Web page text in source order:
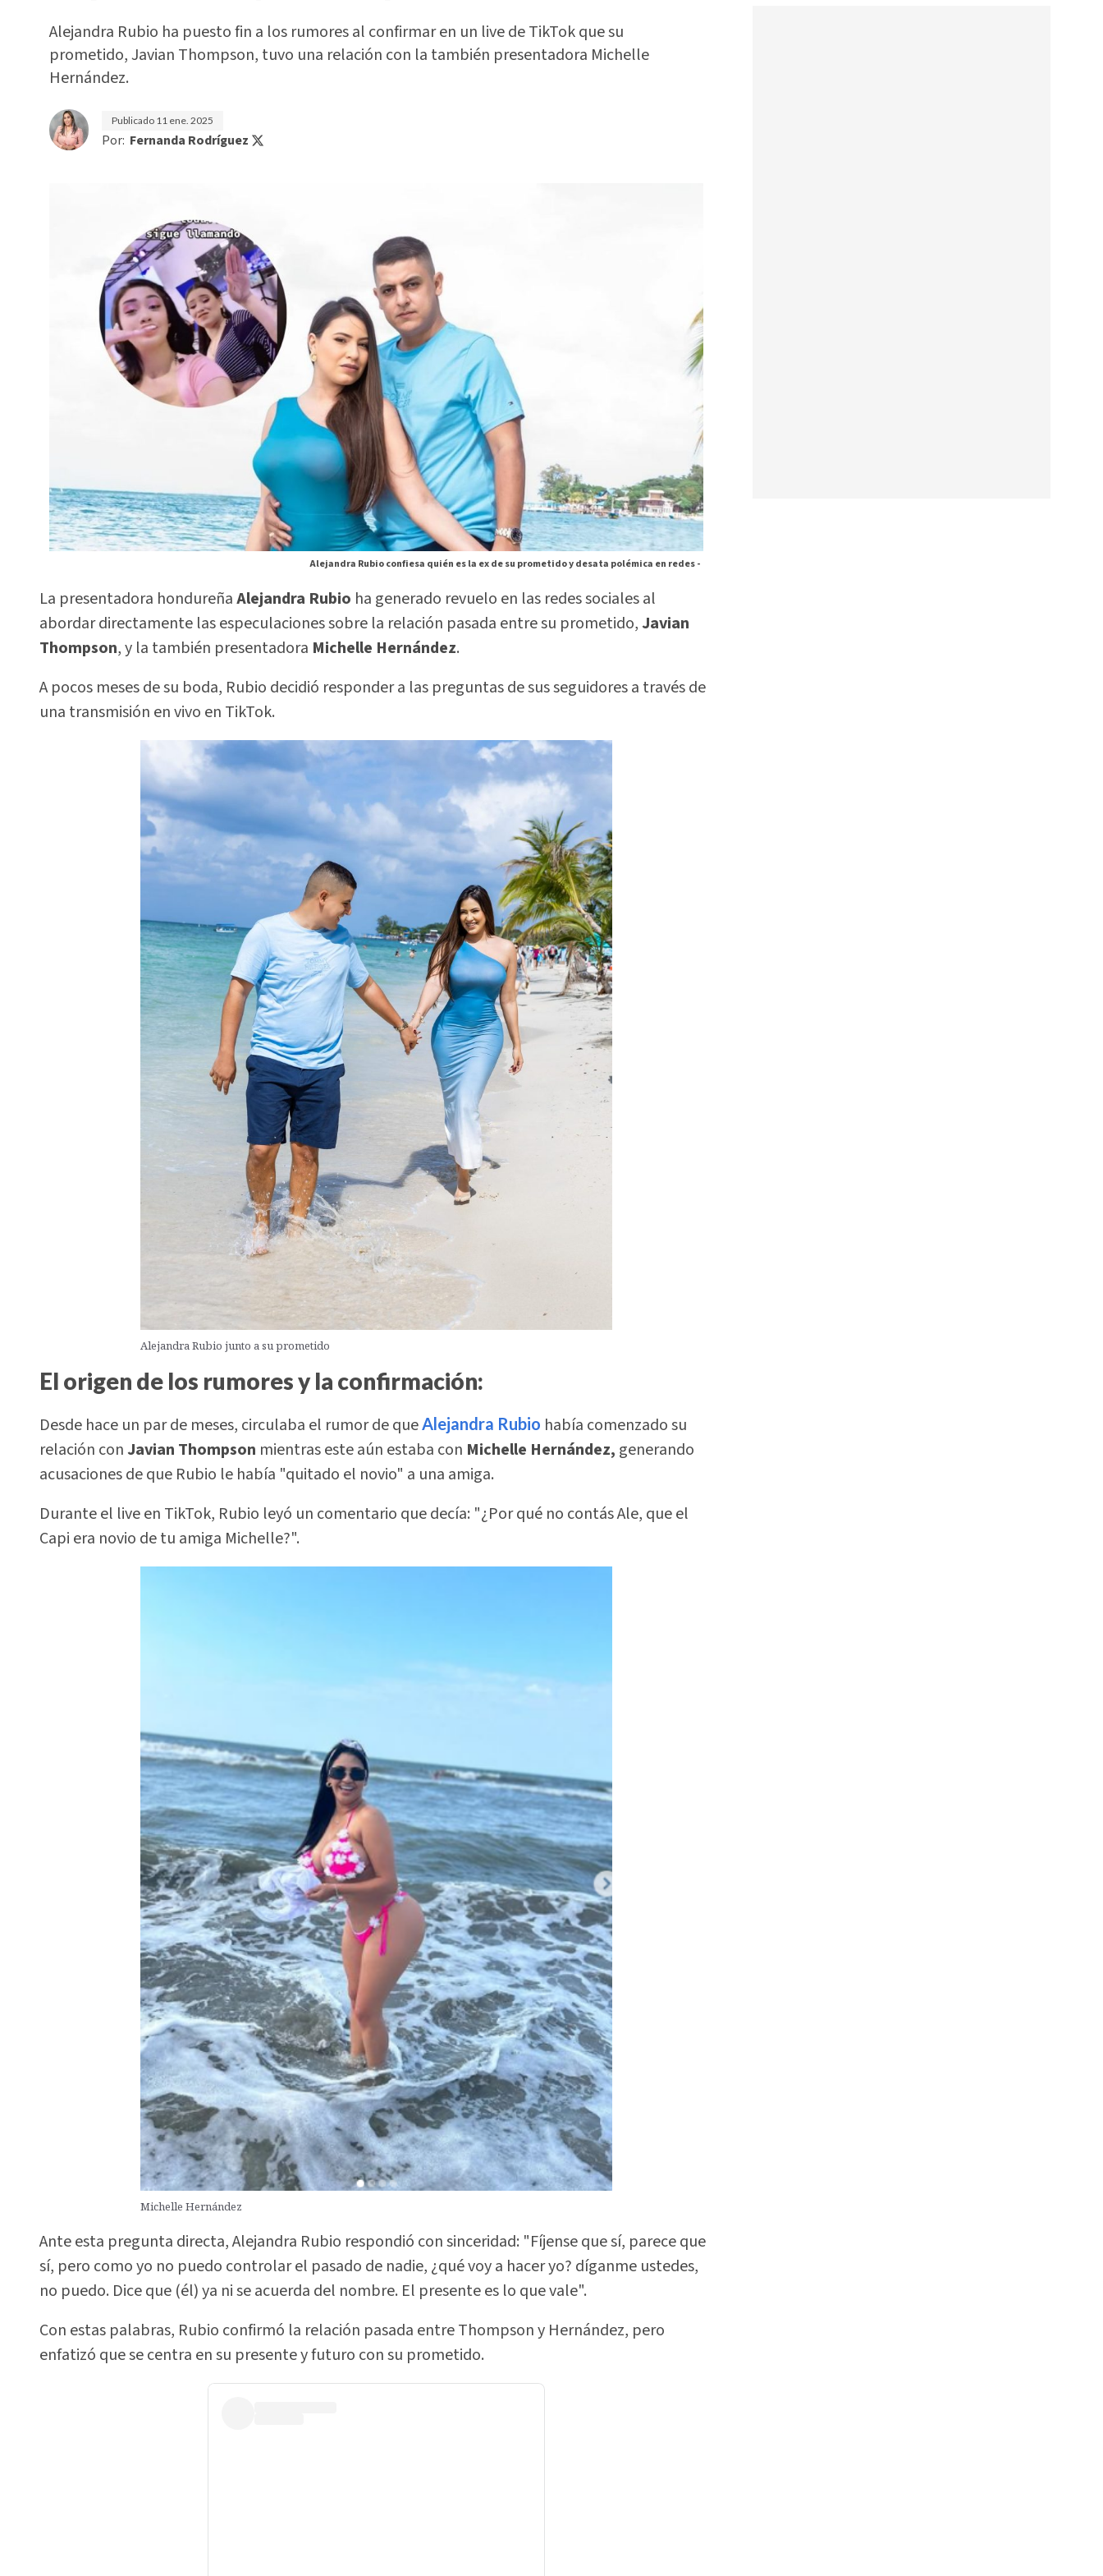
Alejandra Rubio ha puesto fin a los rumores al confirmar en un live de TikTok que su
prometido, Javian Thompson, tuvo una relación con la también presentadora Michelle
Hernández.
Publicado 11 ene. 2025
Por: Fernanda Rodríguez
Alejandra Rubio confiesa quién es la ex de su prometido y desata polémica en redes -
La presentadora hondureñaAlejandra Rubio ha generado revuelo en las redes sociales al
abordar directamente las especulaciones sobre la relación pasada entre su prometido,Javian
Thompson, y la también presentadora Michelle Hernández.
A pocos meses de su boda, Rubio decidió responder a las preguntas de sus seguidores a través de
una transmisión en vivo en TikTok.
Alejandra Rubio junto a su prometido
El origen de los rumores y la confirmación:
Desde hace un par de meses, circulaba el rumor de que Alejandra Rubio había comenzado su
relación conJavian Thompson mientras este aún estaba con Michelle Hernández, generando
acusaciones de que Rubio le había "quitado el novio" a una amiga.
Durante el live en TikTok, Rubio leyó un comentario que decía: "¿Por qué no contás Ale, que el
Capi era novio de tu amiga Michelle?".
Michelle Hernández
Ante esta pregunta directa, Alejandra Rubio respondió con sinceridad: "Fíjense que sí, parece que
sí, pero como yo no puedo controlar el pasado de nadie, ¿qué voy a hacer yo? díganme ustedes,
no puedo. Dice que (él) ya ni se acuerda del nombre. El presente es lo que vale".
Con estas palabras, Rubio confirmó la relación pasada entre Thompson y Hernández, pero
enfatizó que se centra en su presente y futuro con su prometido.